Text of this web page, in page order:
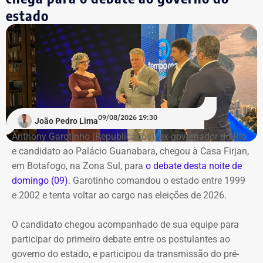
Garotinho (Republicanos), Douglas Ruas (PL) e Willian
Siri (PSOL). O candidato Eduardo Paes (PSD) informou
na noite anterior que não iria comparecer.
O público também poderá acompanhar a cobertura
especial do TEMPO REAL pelo Instagram do portal, com
transmissão e atualizações nos Stories. Estamos ao vivo
com o pré-debate desde às 19h.Acompanhe pelo link.
estado
João Pedro Lima09/08/2026 19:30
Anthony Garotinho (Republicanos), ex-governador do Rio
e candidato ao Palácio Guanabara, chegou à Casa Firjan,
em Botafogo, na Zona Sul, para o debate desta noite de
domingo (09). Garotinho comandou o estado entre 1999
e 2002 e tenta voltar ao cargo nas eleições de 2026.
O candidato chegou acompanhado de sua equipe para
participar do primeiro debate entre os postulantes ao
governo do estado, e participou da transmissão do pré-